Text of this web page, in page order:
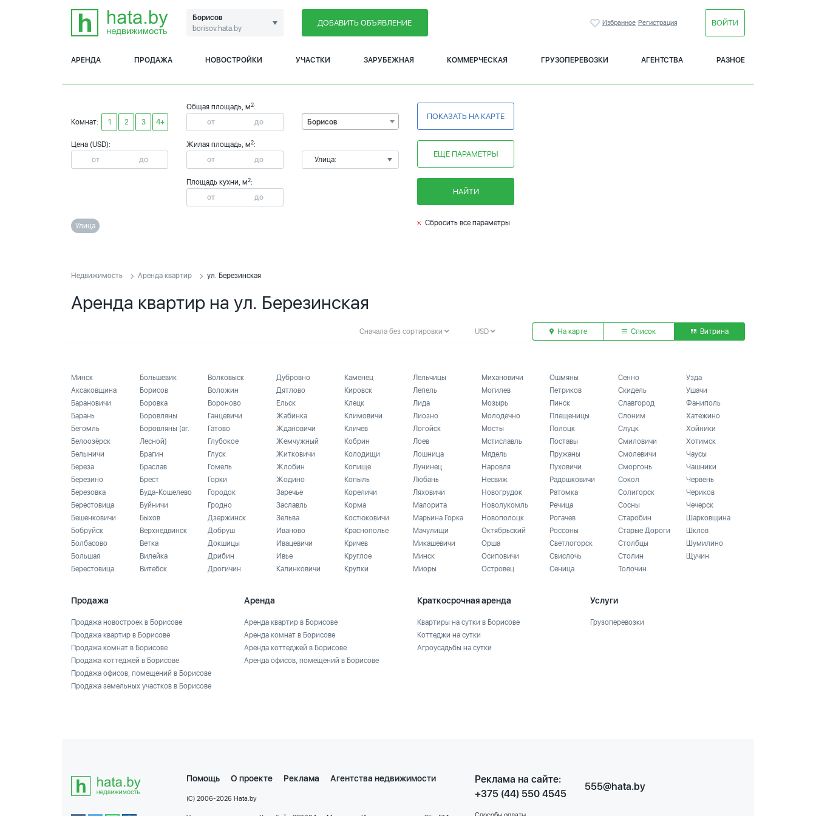
Борисов
borisov.hata.by
ДОБАВИТЬ ОБЪЯВЛЕНИЕ Избранное Регистрация ВОЙТИ
АРЕНДА ПРОДАЖА НОВОСТРОЙКИ УЧАСТКИ ЗАРУБЕЖНАЯ КОММЕРЧЕСКАЯ ГРУЗОПЕРЕВОЗКИ АГЕНТСТВА РАЗНОЕ
Комнат: 1 2 3 4+
Цена (USD):
Общая площадь, м2:
Жилая площадь, м2:
Площадь кухни, м2:
Борисов
Улица:
ПОКАЗАТЬ НА КАРТЕ
ЕЩЕ ПАРАМЕТРЫ
НАЙТИ
Улица Сбросить все параметры
Недвижимость Аренда квартир ул. Березинская
Аренда квартир на ул. Березинская
Сначала без сортировки USD На карте Список Витрина
Минск
Аксаковщина
Барановичи
Барань
Бегомль
Белоозёрск
Белыничи
Береза
Березино
Березовка
Берестовица
Бешенковичи
Бобруйск
Болбасово
Большая
Берестовица
Большевик
Борисов
Боровка
Боровляны
Боровляны (аг.
Лесной)
Брагин
Браслав
Брест
Буда-Кошелево
Буйничи
Быхов
Верхнедвинск
Ветка
Вилейка
Витебск
Волковыск
Воложин
Вороново
Ганцевичи
Гатово
Глубокое
Глуск
Гомель
Горки
Городок
Гродно
Дзержинск
Добруш
Докшицы
Дрибин
Дрогичин
Дубровно
Дятлово
Ельск
Жабинка
Ждановичи
Жемчужный
Житковичи
Жлобин
Жодино
Заречье
Заславль
Зельва
Иваново
Ивацевичи
Ивье
Калинковичи
Каменец
Кировск
Клецк
Климовичи
Кличев
Кобрин
Колодищи
Копище
Копыль
Кореличи
Корма
Костюковичи
Краснополье
Кричев
Круглое
Крупки
Лельчицы
Лепель
Лида
Лиозно
Логойск
Лоев
Лошница
Лунинец
Любань
Ляховичи
Малорита
Марьина Горка
Мачулищи
Микашевичи
Минск
Миоры
Михановичи
Могилев
Мозырь
Молодечно
Мосты
Мстиславль
Мядель
Наровля
Несвиж
Новогрудок
Новолукомль
Новополоцк
Октябрьский
Орша
Осиповичи
Островец
Ошмяны
Петриков
Пинск
Плещеницы
Полоцк
Поставы
Пружаны
Пуховичи
Радошковичи
Ратомка
Речица
Рогачев
Россоны
Светлогорск
Свислочь
Сеница
Сенно
Скидель
Славгород
Слоним
Слуцк
Смиловичи
Смолевичи
Сморгонь
Сокол
Солигорск
Сосны
Старобин
Старые Дороги
Столбцы
Столин
Толочин
Узда
Ушачи
Фаниполь
Хатежино
Хойники
Хотимск
Чаусы
Чашники
Червень
Чериков
Чечерск
Шарковщина
Шклов
Шумилино
Щучин
Продажа
Продажа новостроек в Борисове
Продажа квартир в Борисове
Продажа комнат в Борисове
Продажа коттеджей в Борисове
Продажа офисов, помещений в Борисове
Продажа земельных участков в Борисове
Аренда
Аренда квартир в Борисове
Аренда комнат в Борисове
Аренда коттеджей в Борисове
Аренда офисов, помещений в Борисове
Краткосрочная аренда
Квартиры на сутки в Борисове
Коттеджи на сутки
Агроусадьбы на сутки
Услуги
Грузоперевозки
Помощь О проекте Реклама Агентства недвижимости
(C) 2006-2026 Hata.by
Реклама на сайте:
+375 (44) 550 4545
555@hata.by